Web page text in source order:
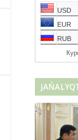
USD
EUR
RUB